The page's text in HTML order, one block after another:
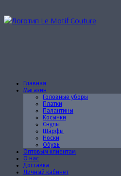
к
Главная
Магазин
Головные уборы
Платки
Палантины
Косынки
Снуды
Шарфы
Носки
Обувь
Оптовым клиентам
О нас
Доставка
Личный кабинет